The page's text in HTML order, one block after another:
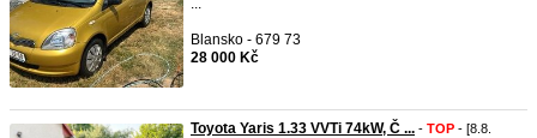
...
Blansko - 679 73
28 000 Kč
Toyota Yaris 1.33 VVTi 74kW, Č ... - TOP - [8.8.